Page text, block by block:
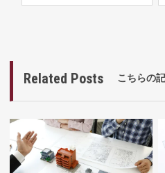
Related Posts こちらの